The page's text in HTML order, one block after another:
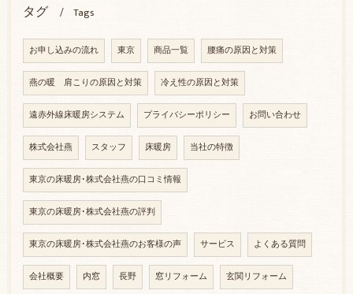
タグ Tags
お申し込みの流れ 東京 商品一覧 腰痛の原因と対策
燕の暖 肩こりの原因と対策 冷え性の原因と対策
遠赤外線床暖房システム プライバシーポリシー お問い合わせ
株式会社燕 スタッフ 床暖房 当社の特徴
東京の床暖房･株式会社燕の口コミ情報
東京の床暖房･株式会社燕の評判
東京の床暖房･株式会社燕のお客様の声 サービス よくある質問
会社概要 内窓 長野 窓リフォーム 玄関リフォーム